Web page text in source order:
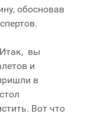
обосновав
Итак, вы
и
в
Вот что